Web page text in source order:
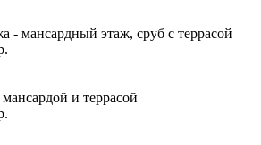
- мансардный этаж, сруб с террасой
и террасой